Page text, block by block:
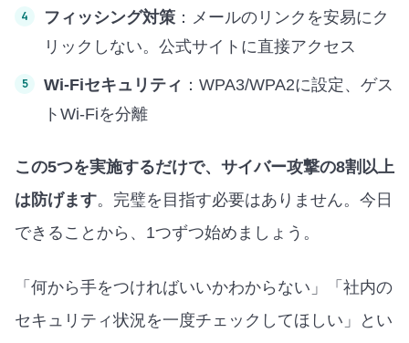
フィッシング対策 ：メールのリンクを安易にク
リックしない。公式サイトに直接アクセス
Wi-Fiセキュリティ ：WPA3/WPA2に設定、ゲス
トWi-Fiを分離
この5つを実施するだけで、サイバー攻撃の8割以上
は防げます。完璧を目指す必要はありません。今日
できることから、1つずつ始めましょう。
「何から手をつければいいかわからない」「社内の
セキュリティ状況を一度チェックしてほしい」とい